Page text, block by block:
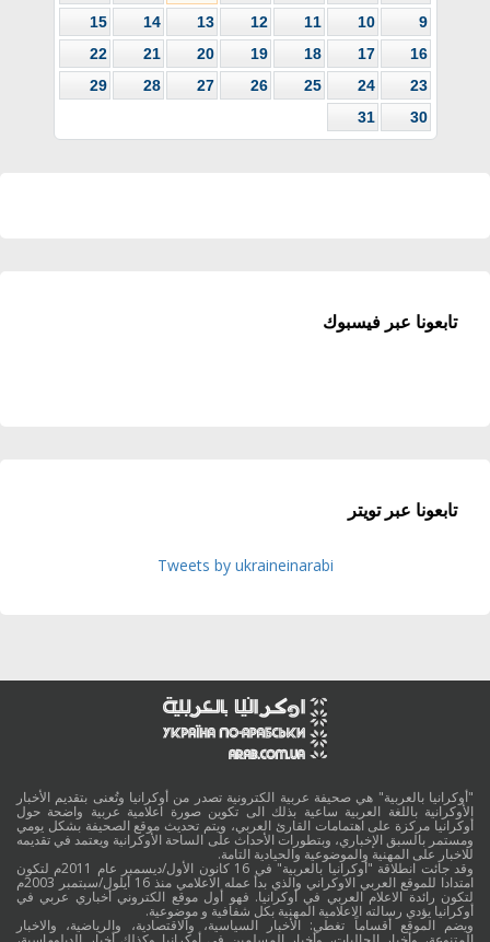
9
10
11
12
13
14
15
16
17
18
19
20
21
22
23
24
25
26
27
28
29
30
31
تابعونا عبر فيسبوك
تابعونا عبر تويتر
Tweets by ukraineinarabi
"أوكرانيا بالعربية" هي صحيفة عربية الكترونية تصدر من أوكرانيا وتُعنى بتقديم الأخبار
الأوكرانية باللغة العربية ساعية بذلك الى تكوين صورة اعلامية عربية واضحة حول
أوكرانيا مركزة على اهتمامات القارئ العربي، ويتم تحديث موقع الصحيفة بشكل يومي
ومستمر بالسبق الإخباري، وبتطورات الأحداث على الساحة الأوكرانية ويعتمد في تقديمه
للاخبار على المهنية والموضوعية والحيادية التامة.
وقد جائت انطلاقة "أوكرانيا بالعربية" في 16 كانون الأول/ديسمبر عام 2011م لتكون
امتدادا للموقع العربي الاوكراني والذي بدأ عمله الاعلامي منذ 16 أيلول/سبتمبر 2003م
لتكون رائدة الاعلام العربي في أوكرانيا. فهو أول موقع الكتروني أخباري عربي في
أوكرانيا يؤدي رسالته الاعلامية المهنية بكل شفافية و موضوعية.
ويضم الموقع أقساماً تغطي: الأخبار السياسية، والاقتصادية، والرياضية، والاخبار